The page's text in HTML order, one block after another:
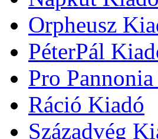
Orpheusz
PéterPál
Pro
Ráció Kiadó
Századvég